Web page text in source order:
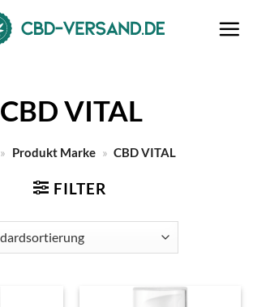
CBD VITAL
» Produkt Marke » CBD VITAL
FILTER